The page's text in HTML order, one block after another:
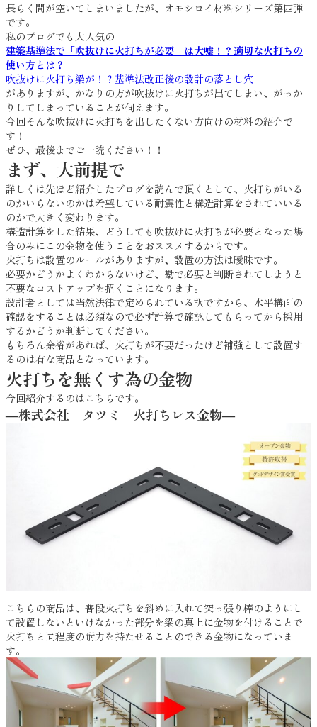
長らく間が空いてしまいましたが、オモシロイ材料シリーズ第四弾
です。
私のブログでも大人気の
建築基準法で「吹抜けに火打ちが必要」は大嘘！？適切な火打ちの
使い方とは？
吹抜けに火打ち梁が！？基準法改正後の設計の落とし穴
がありますが、かなりの方が吹抜けに火打ちが出てしまい、がっか
りしてしまっていることが伺えます。
今回そんな吹抜けに火打ちを出したくない方向けの材料の紹介で
す！
ぜひ、最後までご一読ください！！
まず、大前提で
詳しくは先ほど紹介したブログを読んで頂くとして、火打ちがいる
のかいらないのかは希望している耐震性と構造計算をされていいる
のかで大きく変わります。
構造計算をした結果、どうしても吹抜けに火打ちが必要となった場
合のみにこの金物を使うことをおススメするからです。
火打ちは設置のルールがありますが、設置の方法は曖昧です。
必要かどうかよくわからないけど、勘で必要と判断されてしまうと
不要なコストアップを招くことになります。
設計者としては当然法律で定められている訳ですから、水平構面の
確認をすることは必須なので必ず計算で確認してもらってから採用
するかどうか判断してください。
もちろん余裕があれば、火打ちが不要だったけど補強として設置す
るのは有な商品となっています。
火打ちを無くす為の金物
今回紹介するのはこちらです。
―株式会社 タツミ 火打ちレス金物―
こちらの商品は、普段火打ちを斜めに入れて突っ張り棒のようにし
て設置しないといけなかった部分を梁の真上に金物を付けることで
火打ちと同程度の耐力を持たせることのできる金物になっていま
す。